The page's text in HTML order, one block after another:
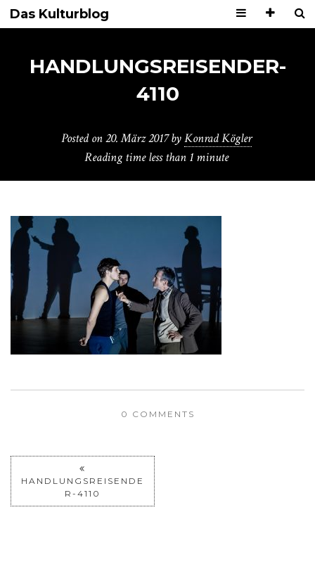
Das Kulturblog
HANDLUNGSREISENDER-
4110
Posted on20. März 2017 byKonrad Kögler
Reading timeless than 1 minute
0 COMMENTS
HANDLUNGSREISENDE
R-4110